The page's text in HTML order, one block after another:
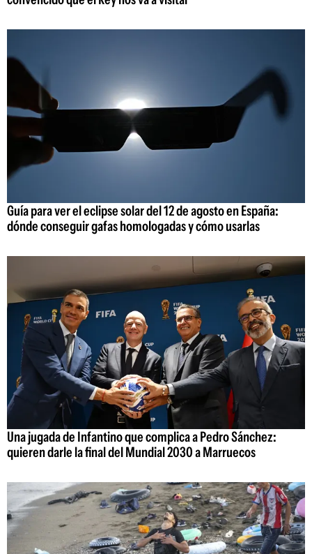
Guía para ver el eclipse solar del 12 de agosto en España:
dónde conseguir gafas homologadas y cómo usarlas
Una jugada de Infantino que complica a Pedro Sánchez:
quieren darle la final del Mundial 2030 a Marruecos